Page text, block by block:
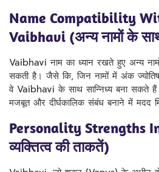
Name Compatibility
Vaibhavi (अन्य नामों के
Vaibhavi नाम का ध्यान रखते हुए अन्य
सकती है। जैसे कि, जिन नामों में अंक ज्योतिष
वे Vaibhavi के साथ सान्निध्य बना सकते
मजबूत और दीर्घकालिक संबंध बनाने में मदद
Personality Strengths
व्यक्तित्व की ताकतें)